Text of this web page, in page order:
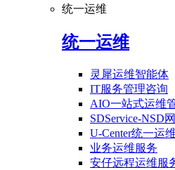
统一运维
统一运维
灵犀运维智能体
IT服务管理咨询
AIO一站式运维
SDService-NSD
U-Center统一运
业务运维服务
安仔远程运维服